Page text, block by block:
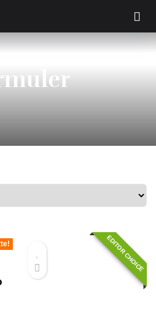
EDITOR CHOICE